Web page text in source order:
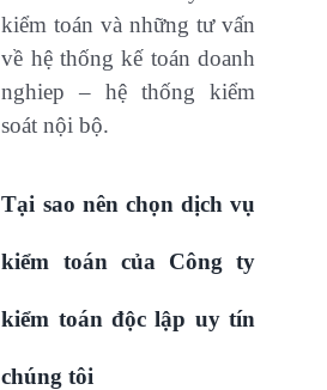
kiểm toán và những tư vấn
về hệ thống kế toán doanh
nghiep – hệ thống kiểm
soát nội bộ.
Tại sao nên chọn dịch vụ
kiểm toán của Công ty
kiểm toán độc lập uy tín
chúng tôi